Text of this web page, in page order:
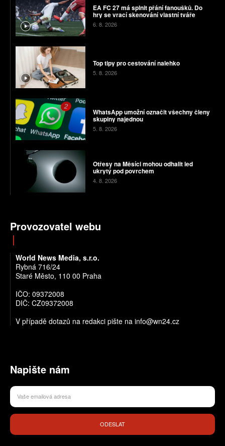
EA FC 27 má splnit přání fanoušků. Do
hry se vrací skenování vlastní tváře
6. 8. 2026
Top tipy pro cestování nalehko
5. 8. 2026
WhatsApp umožní označit všechny členy
skupiny najednou
5. 8. 2026
Otřesy na Měsíci mohou odhalit led
ukrytý pod povrchem
4. 8. 2026
Provozovatel webu
World News Media, s.r.o.
Rybná 716/24
Staré Město, 110 00 Praha
IČO: 09372008
DIČ: CZ09372008
V případě dotazů na redakci pište na info@wn24.cz
Napište nám
ODESLAT